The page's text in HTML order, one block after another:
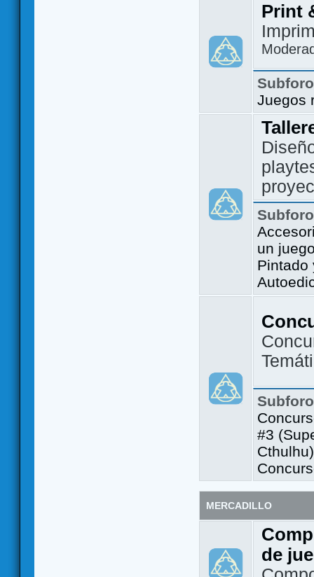
Print
Juegos
un
Pintado
#3
Cthulhu)
MERCADILLO
de